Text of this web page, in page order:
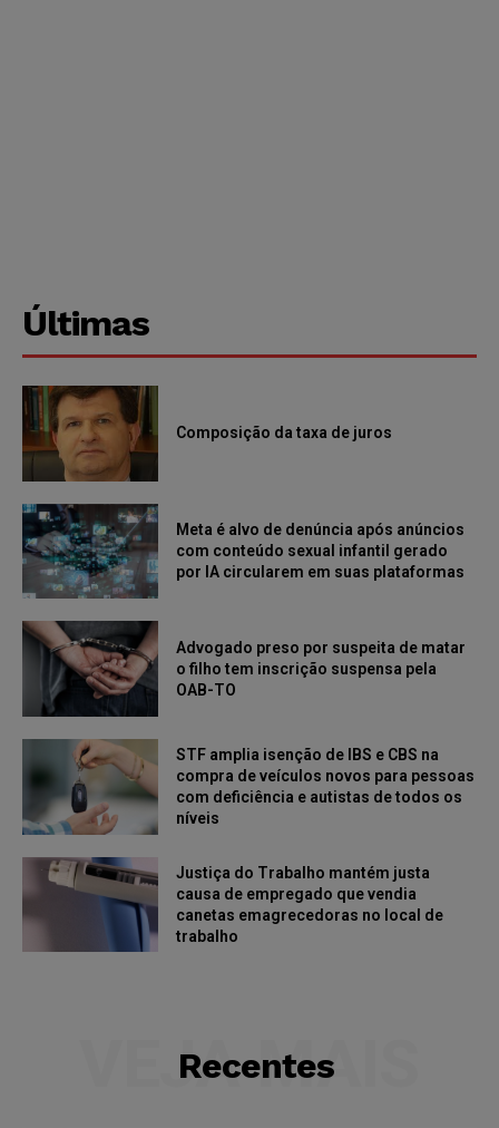
Últimas
Composição da taxa de juros
Meta é alvo de denúncia após anúncios
com conteúdo sexual infantil gerado
por IA circularem em suas plataformas
Advogado preso por suspeita de matar
o filho tem inscrição suspensa pela
OAB-TO
STF amplia isenção de IBS e CBS na
compra de veículos novos para pessoas
com deficiência e autistas de todos os
níveis
Justiça do Trabalho mantém justa
causa de empregado que vendia
canetas emagrecedoras no local de
trabalho
Recentes
VEJA MAIS